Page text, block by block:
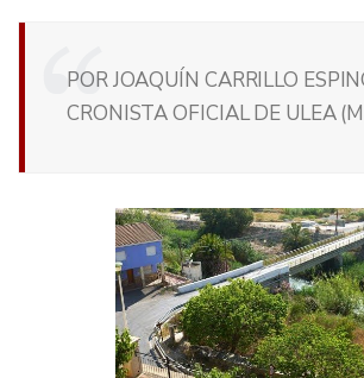
POR JOAQUÍN CARRILLO
CRONISTA OFICIAL DE ULEA